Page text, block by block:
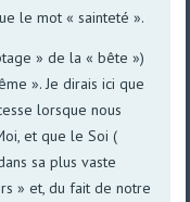
le mot « sainteté ».
» de la « bête »)
». Je dirais ici que
lorsque nous
et que le Soi (
sa plus vaste
» et, du fait de notre